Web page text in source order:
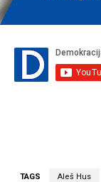
TAGS Aleš Hus